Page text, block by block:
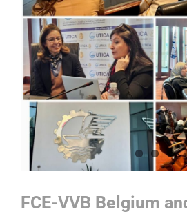
FCE-VVB Belgium